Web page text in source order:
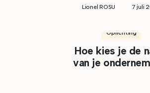
Lionel ROSU 7 juli
Oprichting
Hoe kies je de
van je